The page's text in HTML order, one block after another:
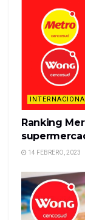
logistics
ramping up
holidays,
tenfold as
Ranking
14 FEBRERO, 2023